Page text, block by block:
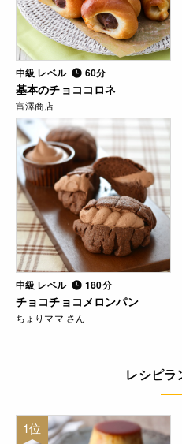
中級 レベル 60分
基本のチョココロネ
富澤商店
中級 レベル 180分
チョコチョコメロンパン
ちょりママ さん
レシピラ
1位